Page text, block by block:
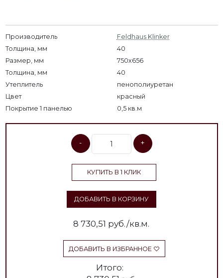
Производитель
Feldhaus Klinker
Толщина, мм
40
Размер, мм
750х656
Толщина, мм
40
Утеплитель
пенополиуретан
Цвет
красный
Покрытие 1 панелью
0,5 кв.м
- +
КУПИТЬ В 1 КЛИК
ДОБАВИТЬ В КОРЗИНУ
8 730,51 руб./кв.м.
ДОБАВИТЬ В ИЗБРАННОЕ
Итого: